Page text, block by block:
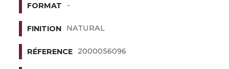
FORMAT -
FINITION NATURAL
RÉFERENCE 2000056096